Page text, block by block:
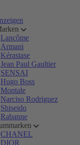
Lancôme
Armani
Kérastase
Jean Paul Gaultier
SENSAI
Hugo Boss
Montale
Narciso Rodriguez
Shiseido
Rabanne
CHANEL
DIOR